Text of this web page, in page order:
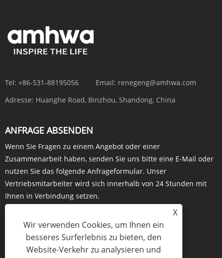
Tel: +86-531-88195056 Email: renegeng@amhwa.com
Adresse: Huanghe Road, Binzhou, Shandong, China
ANFRAGE ABSENDEN
Wenn Sie Fragen zu einem Angebot oder einer
Zusammenarbeit haben, senden Sie uns bitte eine E-Mail oder
nutzen Sie das folgende Anfrageformular. Unser
Vertriebsmitarbeiter wird sich innerhalb von 24 Stunden mit
Ihnen in Verbindung setzen.
JETZT ANFRAGEN
X
Wir verwenden Cookies, um Ihnen ein
besseres Surferlebnis zu bieten, den
Website-Verkehr zu analysieren und